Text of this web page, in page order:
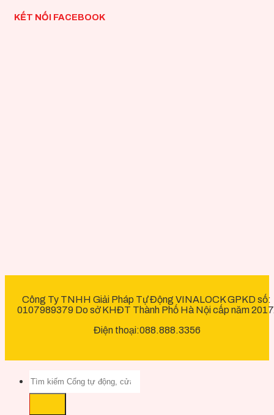
KẾT NỐI FACEBOOK
Công Ty TNHH Giải Pháp Tự Động VINALOCK GPKD số:
0107989379 Do sở KHĐT Thành Phố Hà Nội cấp năm
Điện thoại:088.888.3356